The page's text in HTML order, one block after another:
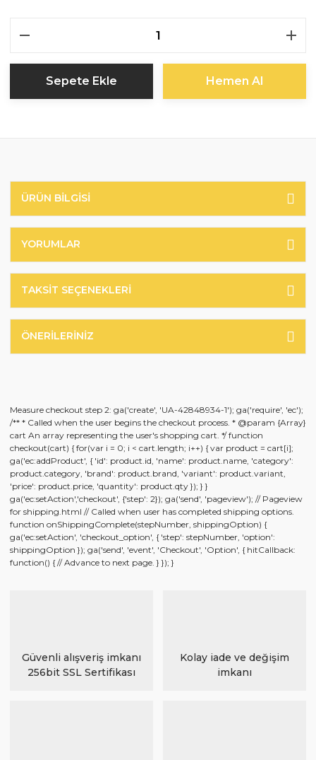
Sepete Ekle Hemen Al
ÜRÜN BILGISI
YORUMLAR
TAKSIT SEÇENEKLERI
ÖNERILERINIZ
Measure checkout step 2: ga('create', 'UA-42848934-1'); ga('require', 'ec');
/** * Called when the user begins the checkout process. * @param {Array}
cart An array representing the user's shopping cart. */ function
checkout(cart) { for(var i = 0; i < cart.length; i++) { var product = cart[i];
ga('ec:addProduct', { 'id': product.id, 'name': product.name, 'category':
product.category, 'brand': product.brand, 'variant': product.variant,
'price': product.price, 'quantity': product.qty }); } }
ga('ec:setAction','checkout', {'step': 2}); ga('send', 'pageview'); // Pageview
for shipping.html // Called when user has completed shipping options.
function onShippingComplete(stepNumber, shippingOption) {
ga('ec:setAction', 'checkout_option', { 'step': stepNumber, 'option':
shippingOption }); ga('send', 'event', 'Checkout', 'Option', { hitCallback:
function() { // Advance to next page. } }); }
Güvenli alışveriş imkanı
256bit SSL Sertifikası
Kolay iade ve değişim
imkanı